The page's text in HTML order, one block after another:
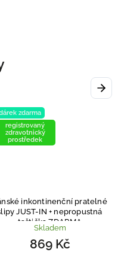
pratelné
IN+ nepropustná
ZDARMA
869 Kč
Síťka na
Next